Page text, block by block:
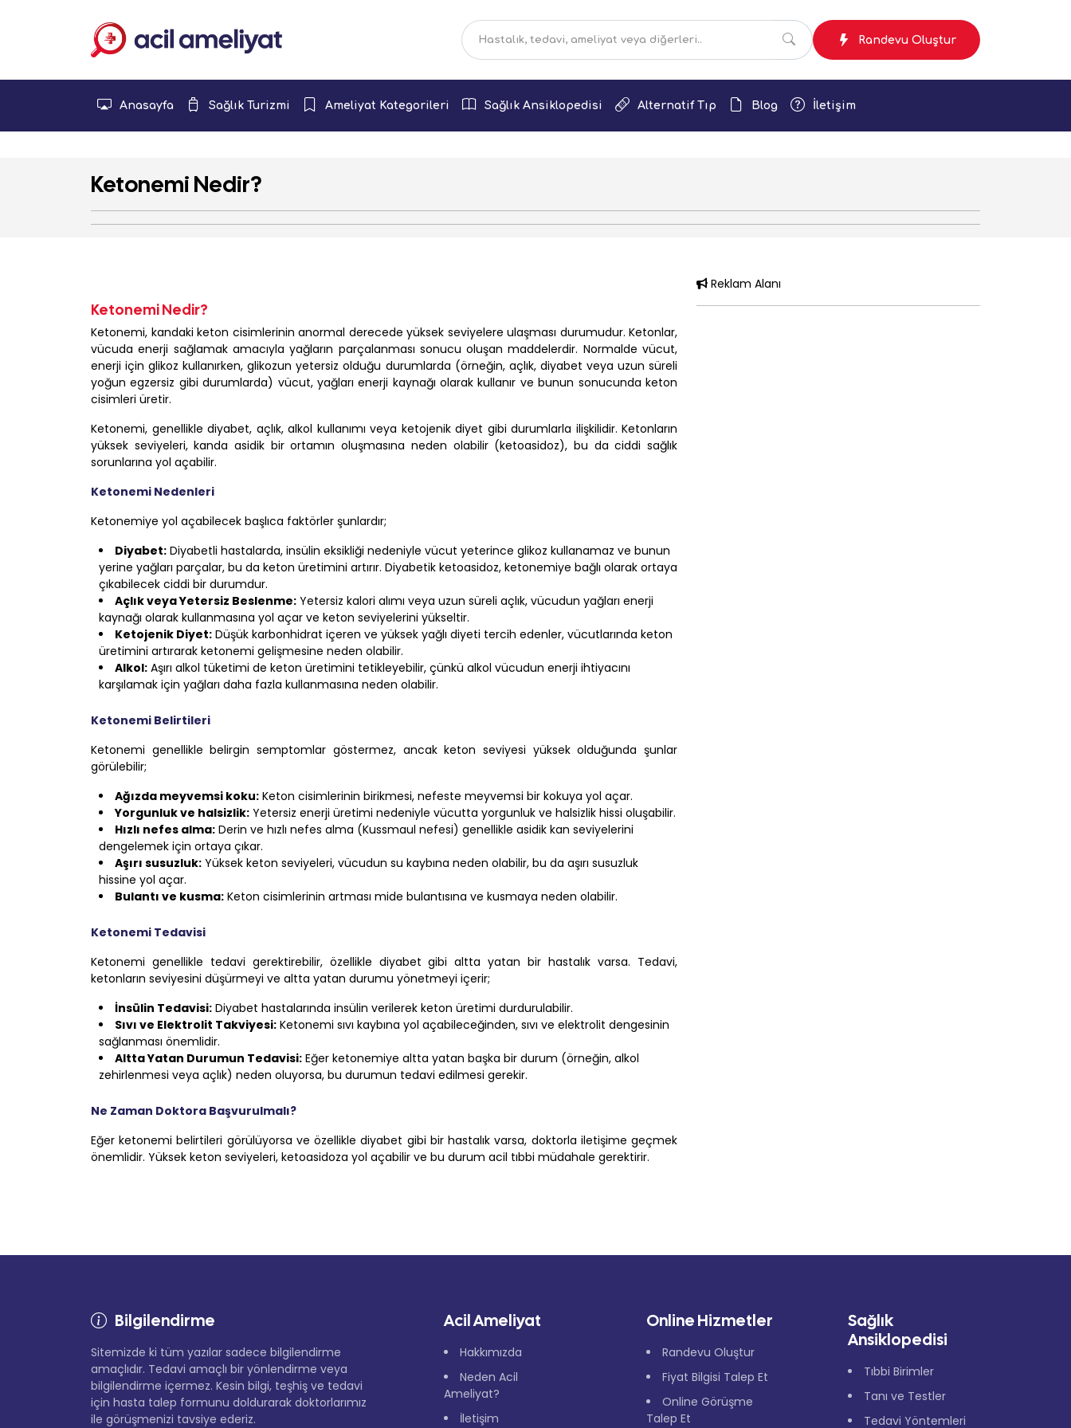
Randevu Oluştur
Anasayfa Sağlık Turizmi Ameliyat Kategorileri Sağlık Ansiklopedisi Alternatif Tıp Blog İletişim
Ketonemi Nedir?
Ketonemi Nedir?
Ketonemi, kandaki keton cisimlerinin anormal derecede yüksek seviyelere ulaşması durumudur. Ketonlar,
vücuda enerji sağlamak amacıyla yağların parçalanması sonucu oluşan maddelerdir. Normalde vücut,
enerji için glikoz kullanırken, glikozun yetersiz olduğu durumlarda (örneğin, açlık, diyabet veya uzun süreli
yoğun egzersiz gibi durumlarda) vücut, yağları enerji kaynağı olarak kullanır ve bunun sonucunda keton
cisimleri üretir.
Ketonemi, genellikle diyabet, açlık, alkol kullanımı veya ketojenik diyet gibi durumlarla ilişkilidir. Ketonların
yüksek seviyeleri, kanda asidik bir ortamın oluşmasına neden olabilir (ketoasidoz), bu da ciddi sağlık
sorunlarına yol açabilir.
Ketonemi Nedenleri
Ketonemiye yol açabilecek başlıca faktörler şunlardır;
Diyabet: Diyabetli hastalarda, insülin eksikliği nedeniyle vücut yeterince glikoz kullanamaz ve bunun
yerine yağları parçalar, bu da keton üretimini artırır. Diyabetik ketoasidoz, ketonemiye bağlı olarak ortaya
çıkabilecek ciddi bir durumdur.
Açlık veya Yetersiz Beslenme: Yetersiz kalori alımı veya uzun süreli açlık, vücudun yağları enerji
kaynağı olarak kullanmasına yol açar ve keton seviyelerini yükseltir.
Ketojenik Diyet: Düşük karbonhidrat içeren ve yüksek yağlı diyeti tercih edenler, vücutlarında keton
üretimini artırarak ketonemi gelişmesine neden olabilir.
Alkol: Aşırı alkol tüketimi de keton üretimini tetikleyebilir, çünkü alkol vücudun enerji ihtiyacını
karşılamak için yağları daha fazla kullanmasına neden olabilir.
Ketonemi Belirtileri
Ketonemi genellikle belirgin semptomlar göstermez, ancak keton seviyesi yüksek olduğunda şunlar
görülebilir;
Ağızda meyvemsi koku: Keton cisimlerinin birikmesi, nefeste meyvemsi bir kokuya yol açar.
Yorgunluk ve halsizlik: Yetersiz enerji üretimi nedeniyle vücutta yorgunluk ve halsizlik hissi oluşabilir.
Hızlı nefes alma: Derin ve hızlı nefes alma (Kussmaul nefesi) genellikle asidik kan seviyelerini
dengelemek için ortaya çıkar.
Aşırı susuzluk: Yüksek keton seviyeleri, vücudun su kaybına neden olabilir, bu da aşırı susuzluk
hissine yol açar.
Bulantı ve kusma: Keton cisimlerinin artması mide bulantısına ve kusmaya neden olabilir.
Ketonemi Tedavisi
Ketonemi genellikle tedavi gerektirebilir, özellikle diyabet gibi altta yatan bir hastalık varsa. Tedavi,
ketonların seviyesini düşürmeyi ve altta yatan durumu yönetmeyi içerir;
İnsülin Tedavisi: Diyabet hastalarında insülin verilerek keton üretimi durdurulabilir.
Sıvı ve Elektrolit Takviyesi: Ketonemi sıvı kaybına yol açabileceğinden, sıvı ve elektrolit dengesinin
sağlanması önemlidir.
Altta Yatan Durumun Tedavisi: Eğer ketonemiye altta yatan başka bir durum (örneğin, alkol
zehirlenmesi veya açlık) neden oluyorsa, bu durumun tedavi edilmesi gerekir.
Ne Zaman Doktora Başvurulmalı?
Eğer ketonemi belirtileri görülüyorsa ve özellikle diyabet gibi bir hastalık varsa, doktorla iletişime geçmek
önemlidir. Yüksek keton seviyeleri, ketoasidoza yol açabilir ve bu durum acil tıbbi müdahale gerektirir.
Reklam Alanı
Bilgilendirme
Sitemizde ki tüm yazılar sadece bilgilendirme
amaçlıdır. Tedavi amaçlı bir yönlendirme veya
bilgilendirme içermez. Kesin bilgi, teşhiş ve tedavi
için hasta talep formunu doldurarak doktorlarımız
ile görüşmenizi tavsiye ederiz.
Acil Ameliyat
Hakkımızda
Neden Acil
Ameliyat?
İletişim
Online Hizmetler
Randevu Oluştur
Fiyat Bilgisi Talep Et
Online Görüşme
Talep Et
Sağlık
Ansiklopedisi
Tıbbi Birimler
Tanı ve Testler
Tedavi Yöntemleri